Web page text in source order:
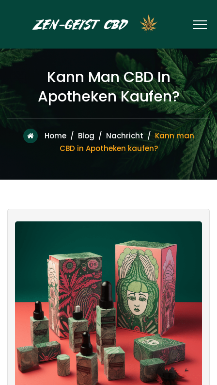
Kann Man CBD In
Apotheken Kaufen?
Home/ Blog / Nachricht /Kann man
CBD in Apotheken kaufen?